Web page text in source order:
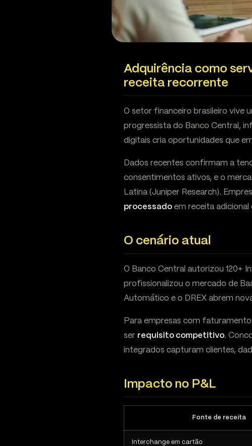
Adquirência como
receita recorrente
O setor financeiro brasileiro vive
progressista do Banco Central,
digitais cria oportunidades que
Dados recentes confirmam a
consentimentos ativos, e o
Latina (Juniper Research).
processado em receita
O cenário atual
O Banco Central autorizou 120+
profissionalizou o mercado de
Automático e o DREX abrem
Para empresas com
ser requisito competitivo.
integrados capturam clientes,
Impacto no P&L
Fonte de receita
Interchange em cartão